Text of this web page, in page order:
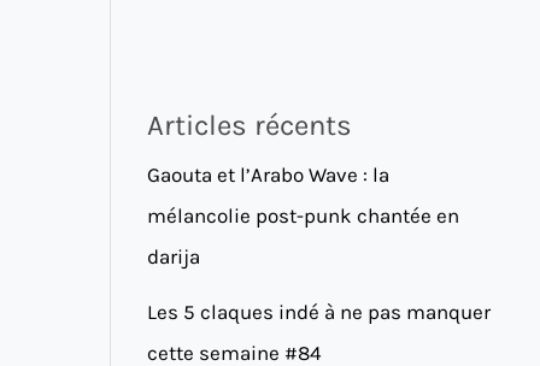
Articles récents
Gaouta et l’Arabo Wave : la
mélancolie post-punk chantée en
darija
Les 5 claques indé à ne pas manquer
cette semaine #84